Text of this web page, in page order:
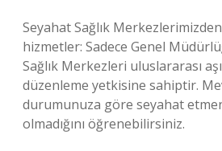
Seyahat Sağlık
hizmetler: Sadece Genel
Sağlık Merkezleri uluslararası
düzenleme yetkisine sahiptir.
durumunuza göre seyahat
olmadığını öğrenebilirsiniz.